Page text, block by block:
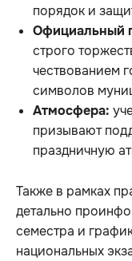
порядок и
Официальный
строго
чествованием
символов
Атмосфера:
призывают
праздничную
Также в рамках
детально
семестра и
национальных